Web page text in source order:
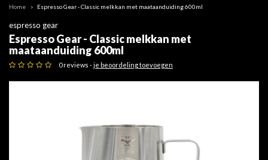
Home Espresso Gear - Classic melkkan met maataanduiding 600ml
espresso gear
Espresso Gear - Classic melkkan met
maataanduiding 600ml
0 reviews -je beoordeling toevoegen